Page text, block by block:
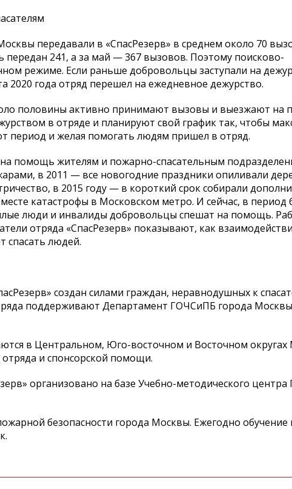
передавали в «СпасРезерв» в среднем около 70
передан 241, а за май — 367 вызовов. Поэтому поисково-
режиме. Если раньше добровольцы заступали на
года отряд перешел на ежедневное дежурство.
половины активно принимают вызовы и выезжают на
в отряде и планируют свой график так, чтобы
период и желая помогать людям пришел в отряд.
помощь жителям и пожарно-спасательным
в 2011 — все новогодние праздники опиливали
в 2015 году — в короткий срок собирали
катастрофы в Московском метро. И сейчас, в период
люди и инвалиды добровольцы спешат на помощь.
отряда «СпасРезерв» показывают, как
спасать людей.
создан силами граждан, неравнодушных к
поддерживают Департамент ГОЧСиПБ города
в Центральном, Юго-восточном и Восточном округах
отряда и спонсорской помощи.
организовано на базе Учебно-методического
безопасности города Москвы. Ежегодно обучение